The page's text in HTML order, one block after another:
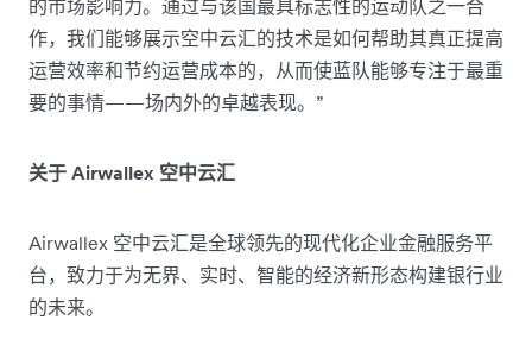
的市场影响力。通过与该国最具标志性的运动队之一合
作，我们能够展示空中云汇的技术是如何帮助其真正提高
运营效率和节约运营成本的，从而使蓝队能够专注于最重
要的事情——场内外的卓越表现。”
关于 Airwallex 空中云汇
Airwallex 空中云汇是全球领先的现代化企业金融服务平
台，致力于为无界、实时、智能的经济新形态构建银行业
的未来。